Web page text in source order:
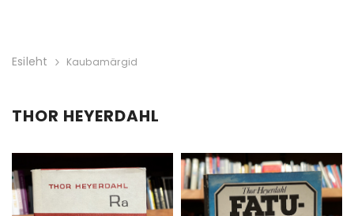
Esileht Kaubamärgid
THOR HEYERDAHL